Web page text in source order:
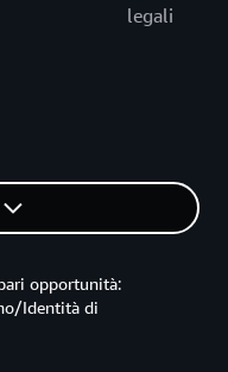
legali
opportunità:
Identità di